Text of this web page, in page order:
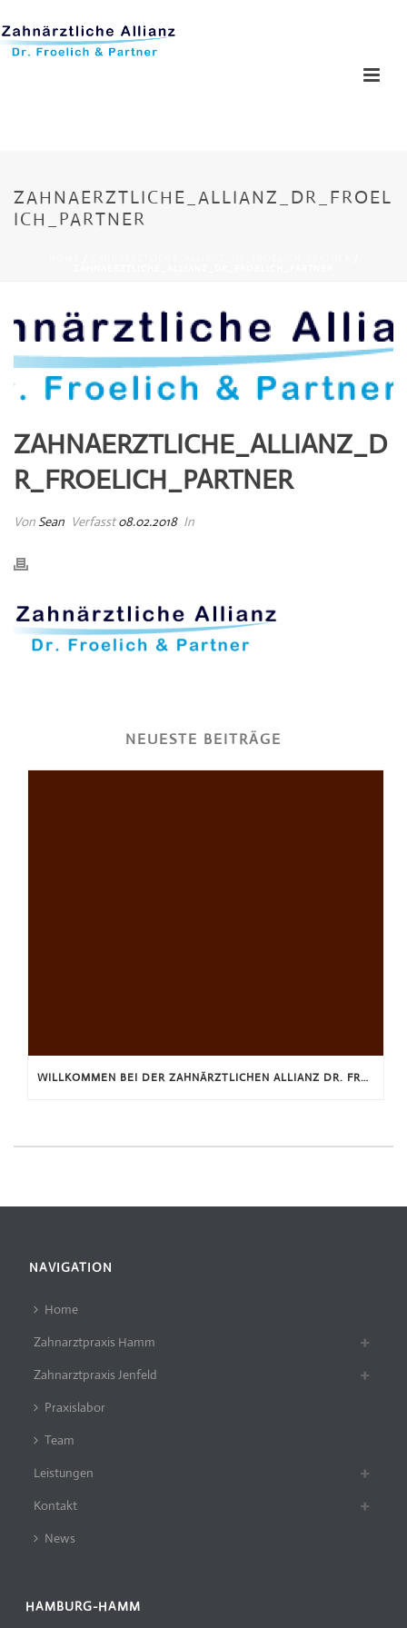
ZAHNAERZTLICHE_ALLIANZ_DR_FROEL
ICH_PARTNER
ZAHNAERZTLICHE_ALLIANZ_D
R_FROELICH_PARTNER
Von Sean Verfasst08.02.2018 In
NEUESTE BEITRÄGE
WILLKOMMEN BEI DER ZAHNÄRZTLICHEN ALLIANZ DR. FROELICH & PARTNER
NAVIGATION
Home
Zahnarztpraxis Hamm
Zahnarztpraxis Jenfeld
Praxislabor
Team
Leistungen
Kontakt
News
HAMBURG-HAMM